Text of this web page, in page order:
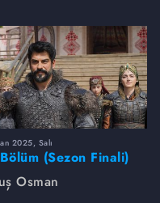
2025, Salı
(Sezon Finali)
Osman